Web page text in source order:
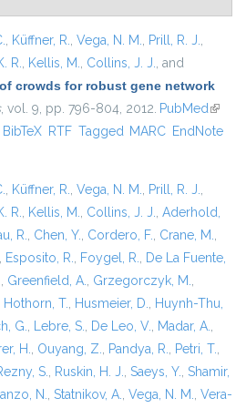
, Küffner, R., Vega, N. M., Prill, R. J.,
R., Kellis, M., Collins, J. J., and
crowds for robust gene network
, vol. 9, pp. 796-804, 2012. PubMed(link is
is external)
BibTeX RTF Tagged MARC EndNote
, Küffner, R., Vega, N. M., Prill, R. J.,
R., Kellis, M., Collins, J. J., Aderhold,
R., Chen, Y., Cordero, F., Crane, M.,
, Esposito, R., Foygel, R., De La Fuente,
, Greenfield, A., Grzegorczyk, M.,
Hothorn, T., Husmeier, D., Huynh-Thu,
G., Lebre, S., De Leo, V., Madar, A.,
H., Ouyang, Z., Pandya, R., Petri, T.,
S., Ruskin, H. J., Saeys, Y., Shamir,
N., Statnikov, A., Vega, N. M., Vera-